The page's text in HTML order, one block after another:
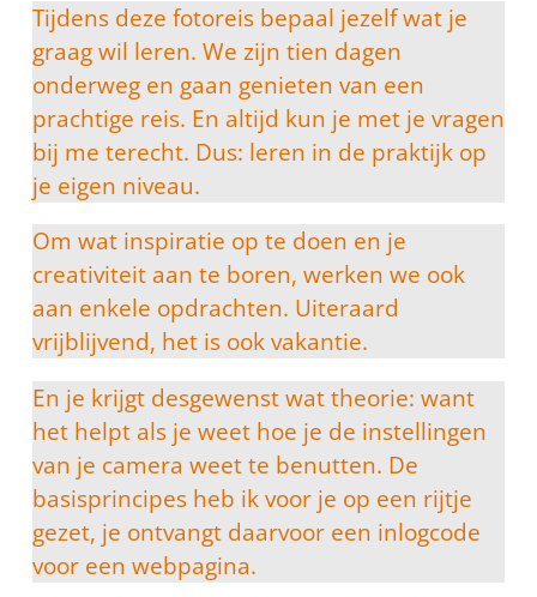
Tijdens deze fotoreis bepaal jezelf wat je
graag wil leren. We zijn tien dagen
onderweg en gaan genieten van een
prachtige reis. En altijd kun je met je vragen
bij me terecht. Dus: leren in de praktijk op
je eigen niveau.
Om wat inspiratie op te doen en je
creativiteit aan te boren, werken we ook
aan enkele opdrachten. Uiteraard
vrijblijvend, het is ook vakantie.
En je krijgt desgewenst wat theorie: want
het helpt als je weet hoe je de instellingen
van je camera weet te benutten. De
basisprincipes heb ik voor je op een rijtje
gezet, je ontvangt daarvoor een inlogcode
voor een webpagina.